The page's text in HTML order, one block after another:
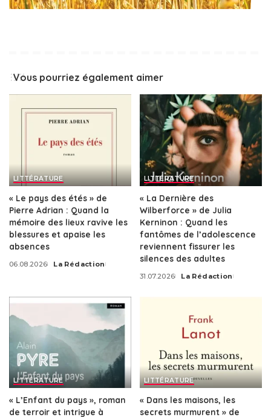
Vous pourriez également aimer
LITTÉRATURE
« Le pays des étés » de
Pierre Adrian : Quand la
mémoire des lieux ravive les
blessures et apaise les
absences
06.08.2026
Posted
La Rédaction
LITTÉRATURE
« La Dernière des
Wilberforce » de Julia
Kerninon : Quand les
fantômes de l’adolescence
reviennent fissurer les
silences des adultes
31.07.2026
Posted
La Rédaction
LITTÉRATURE
« L’Enfant du pays », roman
de terroir et intrigue à
LITTÉRATURE
« Dans les maisons, les
secrets murmurent » de